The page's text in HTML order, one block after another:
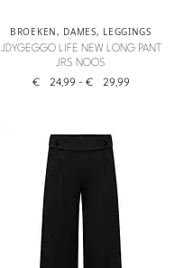
BROEKEN, DAMES, LEGGINGS
JDYGEGGO LIFE NEW LONG PANT
JRS NOOS
€ 24,99 - € 29,99